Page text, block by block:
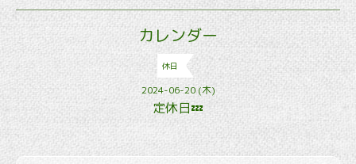
カレンダー
休日
2024-06-20 (木)
定休日💤